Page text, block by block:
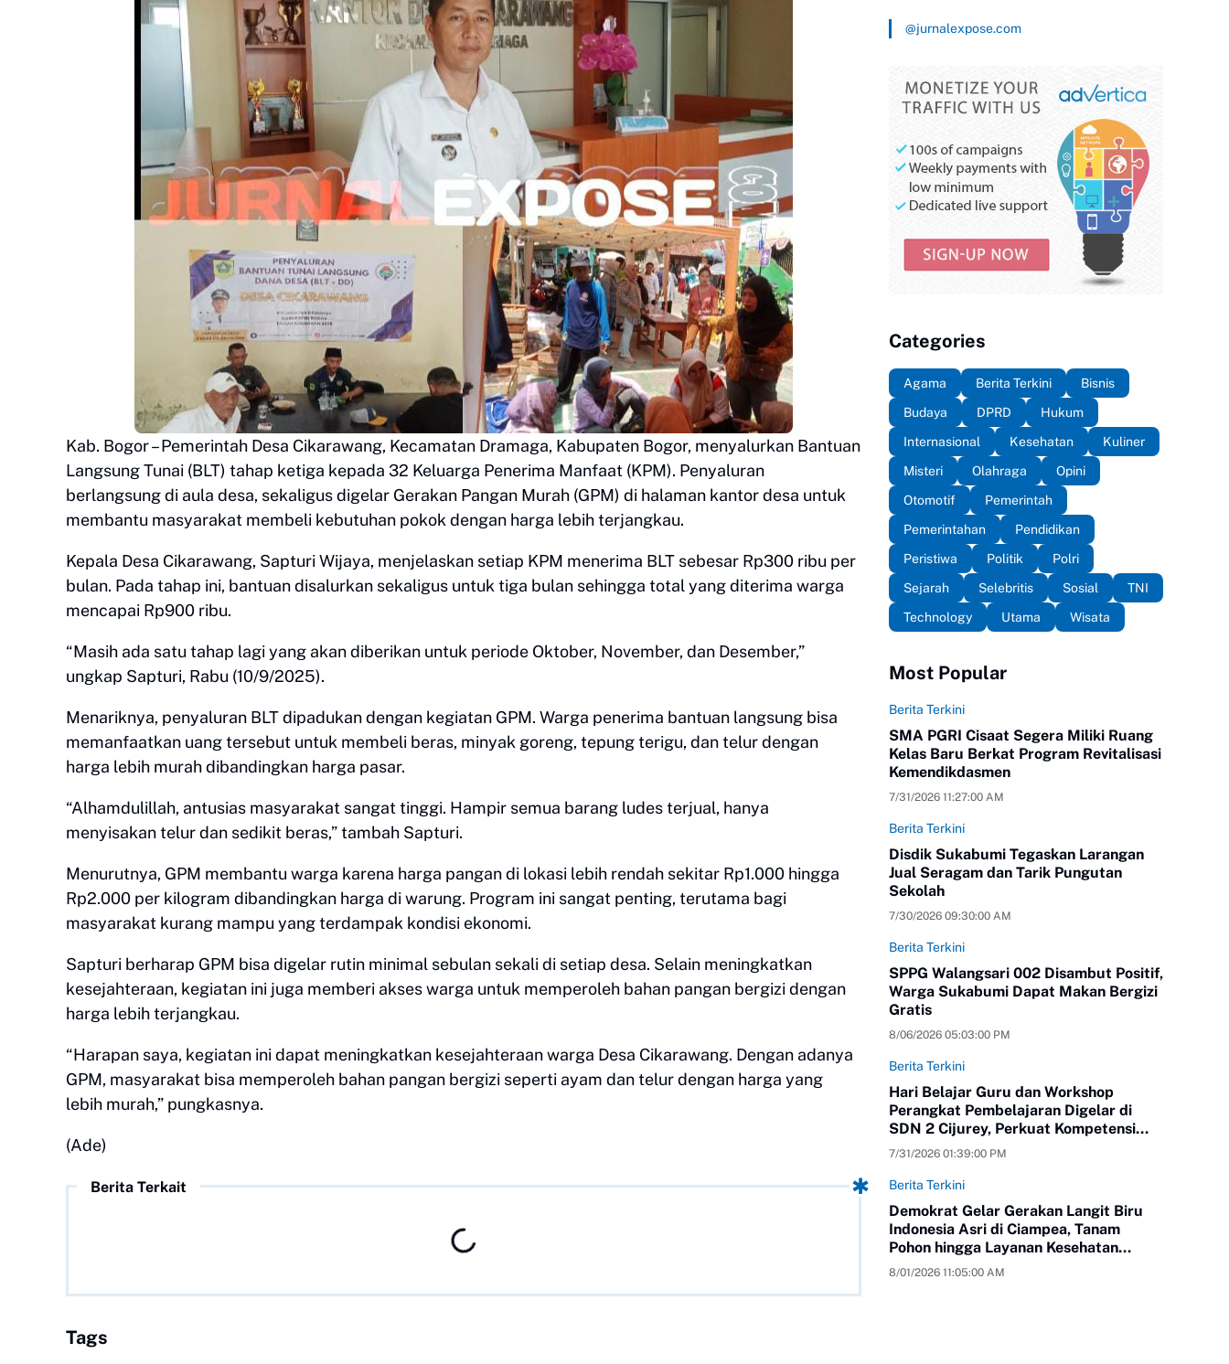
Kab. Bogor – Pemerintah Desa Cikarawang, Kecamatan Dramaga, Kabupaten Bogor, menyalurkan Bantuan
Langsung Tunai (BLT) tahap ketiga kepada 32 Keluarga Penerima Manfaat (KPM). Penyaluran
berlangsung di aula desa, sekaligus digelar Gerakan Pangan Murah (GPM) di halaman kantor desa untuk
membantu masyarakat membeli kebutuhan pokok dengan harga lebih terjangkau.
Kepala Desa Cikarawang, Sapturi Wijaya, menjelaskan setiap KPM menerima BLT sebesar Rp300 ribu per
bulan. Pada tahap ini, bantuan disalurkan sekaligus untuk tiga bulan sehingga total yang diterima warga
mencapai Rp900 ribu.
“Masih ada satu tahap lagi yang akan diberikan untuk periode Oktober, November, dan Desember,”
ungkap Sapturi, Rabu (10/9/2025).
Menariknya, penyaluran BLT dipadukan dengan kegiatan GPM. Warga penerima bantuan langsung bisa
memanfaatkan uang tersebut untuk membeli beras, minyak goreng, tepung terigu, dan telur dengan
harga lebih murah dibandingkan harga pasar.
“Alhamdulillah, antusias masyarakat sangat tinggi. Hampir semua barang ludes terjual, hanya
menyisakan telur dan sedikit beras,” tambah Sapturi.
Menurutnya, GPM membantu warga karena harga pangan di lokasi lebih rendah sekitar Rp1.000 hingga
Rp2.000 per kilogram dibandingkan harga di warung. Program ini sangat penting, terutama bagi
masyarakat kurang mampu yang terdampak kondisi ekonomi.
Sapturi berharap GPM bisa digelar rutin minimal sebulan sekali di setiap desa. Selain meningkatkan
kesejahteraan, kegiatan ini juga memberi akses warga untuk memperoleh bahan pangan bergizi dengan
harga lebih terjangkau.
“Harapan saya, kegiatan ini dapat meningkatkan kesejahteraan warga Desa Cikarawang. Dengan adanya
GPM, masyarakat bisa memperoleh bahan pangan bergizi seperti ayam dan telur dengan harga yang
lebih murah,” pungkasnya.
(Ade)
Berita Terkait
Tags
@jurnalexpose.com
Categories
Agama Berita Terkini
Bisnis
Budaya
DPRD
Hukum
Internasional
Kesehatan
Kuliner
Misteri
Olahraga
Opini
Otomotif
Pemerintah
Pemerintahan
Pendidikan
Peristiwa
Politik
Polri
Sejarah
Selebritis Sosial
TNI
Technology
Utama Wisata
Most Popular
Berita Terkini
SMA PGRI Cisaat Segera Miliki Ruang
Kelas Baru Berkat Program Revitalisasi
Kemendikdasmen
7/31/2026 11:27:00 AM
Berita Terkini
Disdik Sukabumi Tegaskan Larangan
Jual Seragam dan Tarik Pungutan
Sekolah
7/30/2026 09:30:00 AM
Berita Terkini
SPPG Walangsari 002 Disambut Positif,
Warga Sukabumi Dapat Makan Bergizi
Gratis
8/06/2026 05:03:00 PM
Berita Terkini
Hari Belajar Guru dan Workshop
Perangkat Pembelajaran Digelar di
SDN 2 Cijurey, Perkuat Kompetensi
Pendidik
7/31/2026 01:39:00 PM
Berita Terkini
Demokrat Gelar Gerakan Langit Biru
Indonesia Asri di Ciampea, Tanam
Pohon hingga Layanan Kesehatan
Gratis
8/01/2026 11:05:00 AM